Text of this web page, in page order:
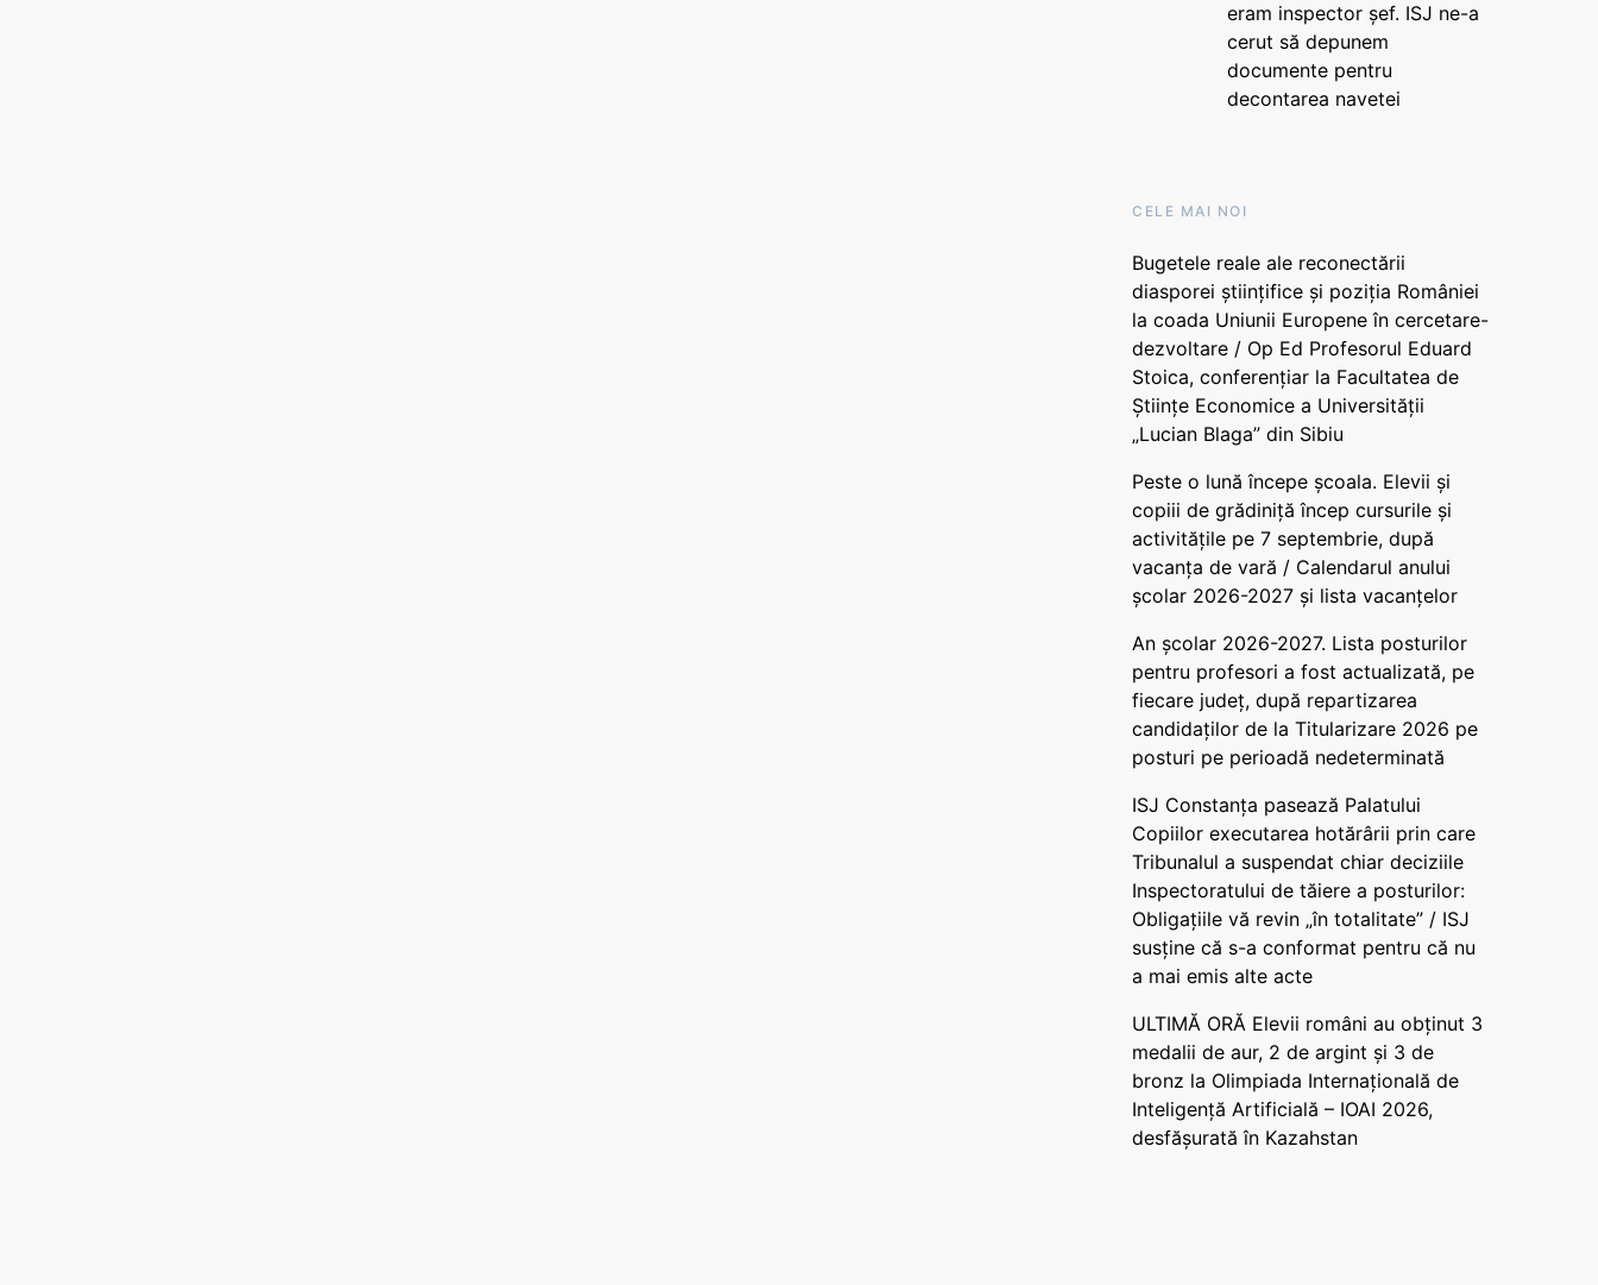
eram inspector șef. ISJ ne-a
cerut să depunem
documente pentru
decontarea navetei
CELE MAI NOI
Bugetele reale ale reconectării
diasporei științifice și poziția României
la coada Uniunii Europene în cercetare-
dezvoltare / Op Ed Profesorul Eduard
Stoica, conferențiar la Facultatea de
Științe Economice a Universității
„Lucian Blaga” din Sibiu
Peste o lună începe școala. Elevii și
copiii de grădiniță încep cursurile și
activitățile pe 7 septembrie, după
vacanța de vară / Calendarul anului
școlar 2026-2027 și lista vacanțelor
An școlar 2026-2027. Lista posturilor
pentru profesori a fost actualizată, pe
fiecare județ, după repartizarea
candidaților de la Titularizare 2026 pe
posturi pe perioadă nedeterminată
ISJ Constanța pasează Palatului
Copiilor executarea hotărârii prin care
Tribunalul a suspendat chiar deciziile
Inspectoratului de tăiere a posturilor:
Obligațiile vă revin „în totalitate” / ISJ
susține că s-a conformat pentru că nu
a mai emis alte acte
ULTIMĂ ORĂ Elevii români au obținut 3
medalii de aur, 2 de argint și 3 de
bronz la Olimpiada Internațională de
Inteligență Artificială – IOAI 2026,
desfășurată în Kazahstan